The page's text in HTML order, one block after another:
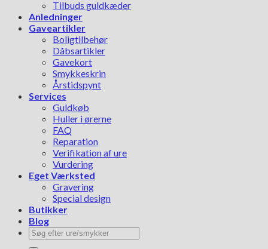
Tilbuds guldkæder
Anledninger
Gaveartikler
Boligtilbehør
Dåbsartikler
Gavekort
Smykkeskrin
Årstidspynt
Services
Guldkøb
Huller i ørerne
FAQ
Reparation
Verifikation af ure
Vurdering
Eget Værksted
Gravering
Special design
Butikker
Blog
Søg
efter: